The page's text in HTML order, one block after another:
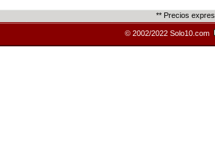
** Precios
© 2002/2022 Solo10.com